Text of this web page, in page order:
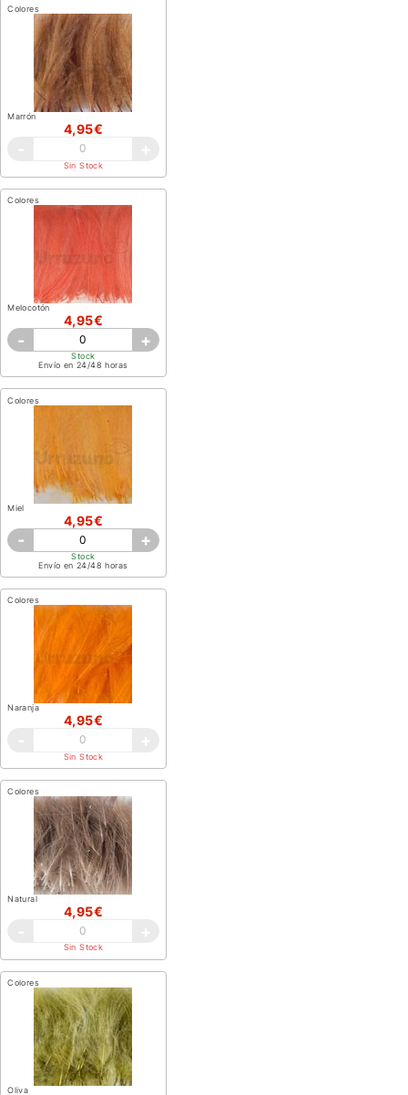
Colores
Marrón
4,95€
Sin Stock
Colores
Melocotón
4,95€
- +
Stock
Envío en 24/48 horas
Colores
Miel
4,95€
- +
Stock
Envío en 24/48 horas
Colores
Naranja
4,95€
Sin Stock
Colores
Natural
4,95€
Sin Stock
Colores
Oliva